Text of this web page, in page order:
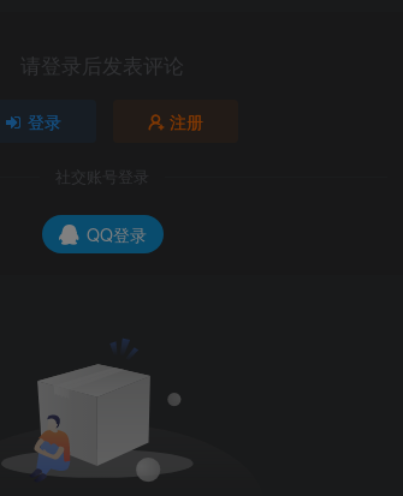
请登录后发表评论
登录 注册
社交账号登录
QQ登录